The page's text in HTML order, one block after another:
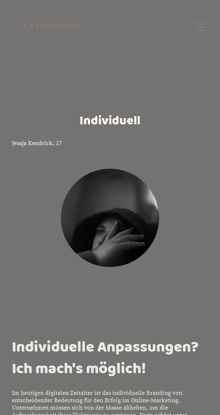
Individuell
Jesaja Kendrick, 17
Individuelle Anpassungen?
Ich mach's möglich!
Im heutigen digitalen Zeitalter ist das individuelle Branding von
entscheidender Bedeutung für den Erfolg im Online-Marketing.
Unternehmen müssen sich von der Masse abheben, um die